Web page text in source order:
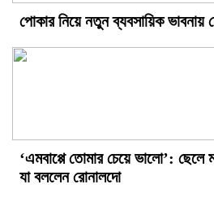
পোকার নিয়ে নতুন ব্যবসায়িক ভাবনায়
‘এমবাপ্পে তোমার চেয়ে ভালো’:
যা বললেন রোনালদো